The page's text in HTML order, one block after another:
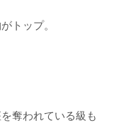
トップ。
奪われている級も